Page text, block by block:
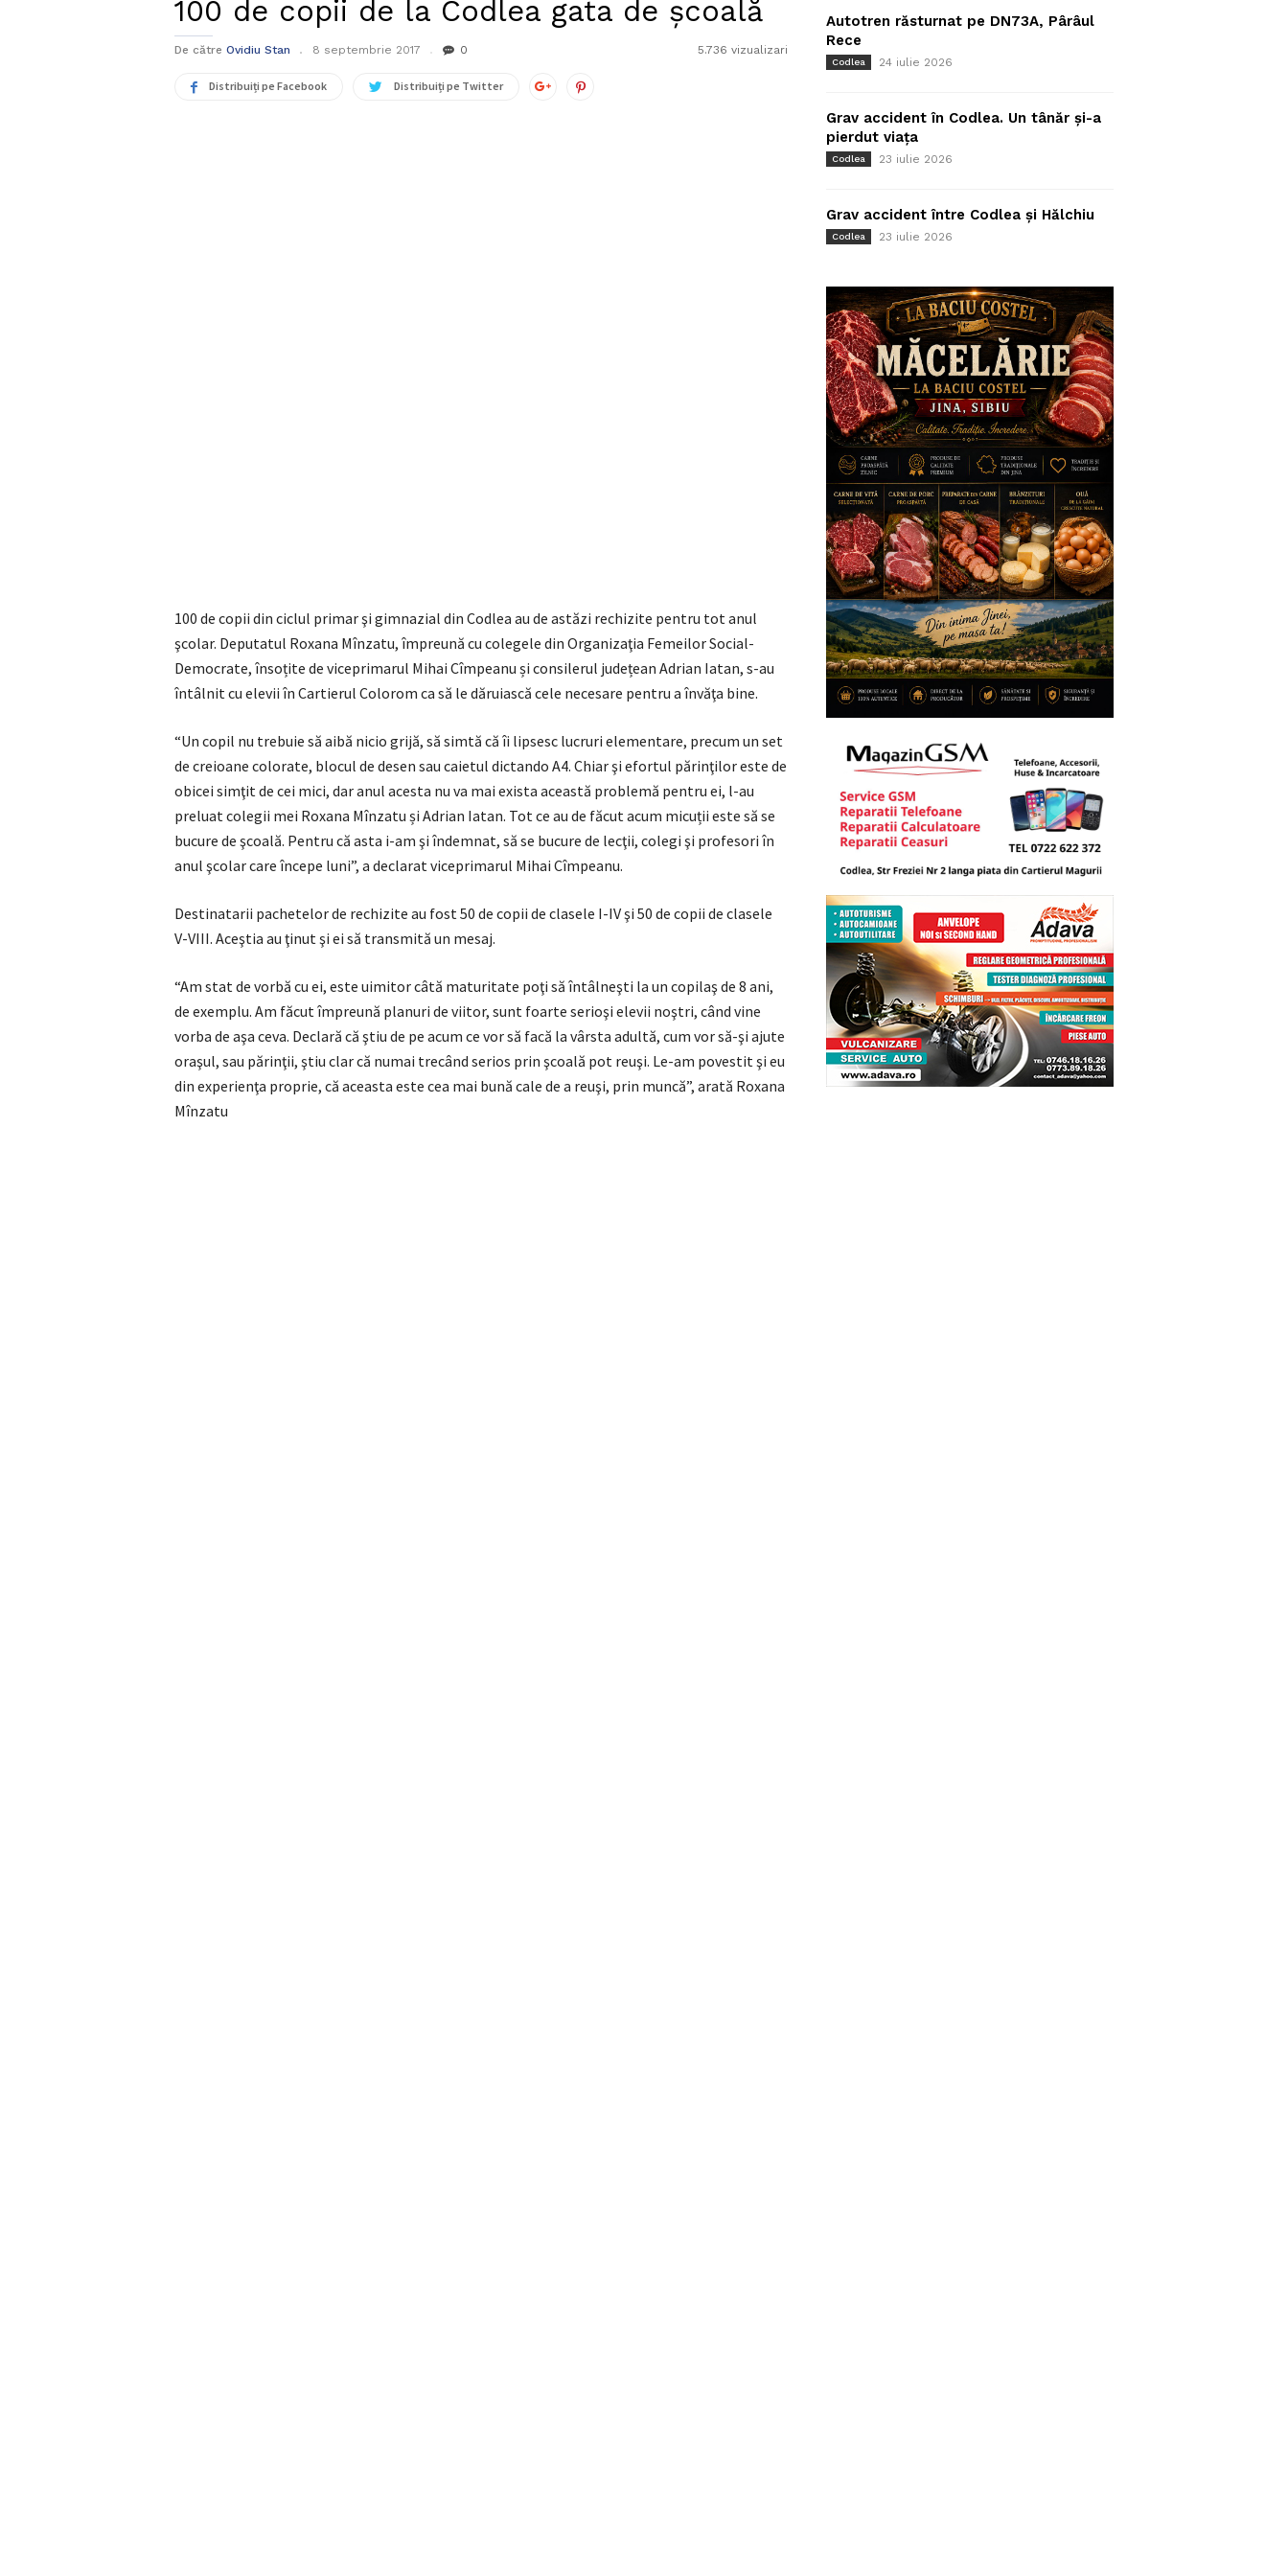
100 de copii de la Codlea gata de școală
De către Ovidiu Stan 8 septembrie 2017 0 5.736 vizualizari
Distribuiți pe Facebook Distribuiți pe Twitter
100 de copii din ciclul primar şi gimnazial din Codlea au de astăzi rechizite pentru tot anul
şcolar. Deputatul Roxana Mînzatu, împreună cu colegele din Organizaţia Femeilor Social-
Democrate, însoțite de viceprimarul Mihai Cîmpeanu și consilerul județean Adrian Iatan, s-au
întâlnit cu elevii în Cartierul Colorom ca să le dăruiască cele necesare pentru a învăţa bine.
“Un copil nu trebuie să aibă nicio grijă, să simtă că îi lipsesc lucruri elementare, precum un set
de creioane colorate, blocul de desen sau caietul dictando A4. Chiar şi efortul părinţilor este de
obicei simţit de cei mici, dar anul acesta nu va mai exista această problemă pentru ei, l-au
preluat colegii mei Roxana Mînzatu și Adrian Iatan. Tot ce au de făcut acum micuții este să se
bucure de şcoală. Pentru că asta i-am şi îndemnat, să se bucure de lecţii, colegi şi profesori în
anul şcolar care începe luni”, a declarat viceprimarul Mihai Cîmpeanu.
Destinatarii pachetelor de rechizite au fost 50 de copii de clasele I-IV şi 50 de copii de clasele
V-VIII. Aceştia au ţinut şi ei să transmită un mesaj.
“Am stat de vorbă cu ei, este uimitor câtă maturitate poţi să întâlneşti la un copilaş de 8 ani,
de exemplu. Am făcut împreună planuri de viitor, sunt foarte serioşi elevii noştri, când vine
vorba de aşa ceva. Declară că ştiu de pe acum ce vor să facă la vârsta adultă, cum vor să-şi ajute
oraşul, sau părinţii, ştiu clar că numai trecând serios prin şcoală pot reuşi. Le-am povestit şi eu
din experienţa proprie, că aceasta este cea mai bună cale de a reuşi, prin muncă”, arată Roxana
Mînzatu
Autotren răsturnat pe DN73A, Pârâul
Rece
Codlea 24 iulie 2026
Grav accident în Codlea. Un tânăr și-a
pierdut viața
Codlea 23 iulie 2026
Grav accident între Codlea și Hălchiu
Codlea 23 iulie 2026